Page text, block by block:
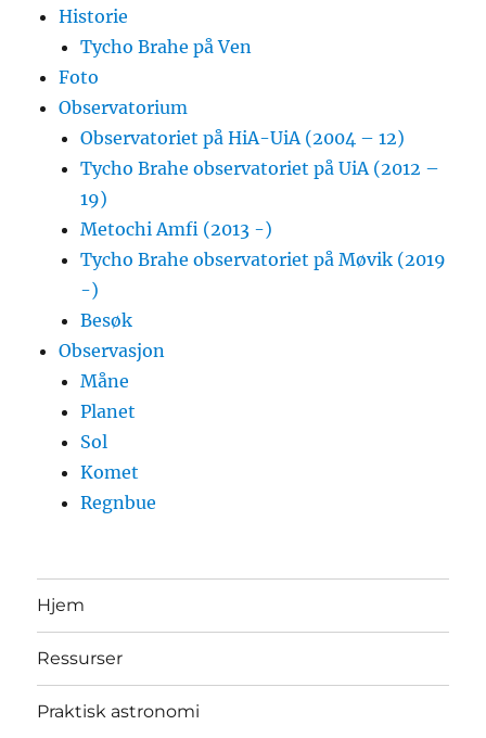
Historie
Tycho Brahe på Ven
Foto
Observatorium
Observatoriet på HiA-UiA (2004 – 12)
Tycho Brahe observatoriet på UiA (2012 –
19)
Metochi Amfi (2013 -)
Tycho Brahe observatoriet på Møvik (2019
-)
Besøk
Observasjon
Måne
Planet
Sol
Komet
Regnbue
Hjem
Ressurser
Praktisk astronomi